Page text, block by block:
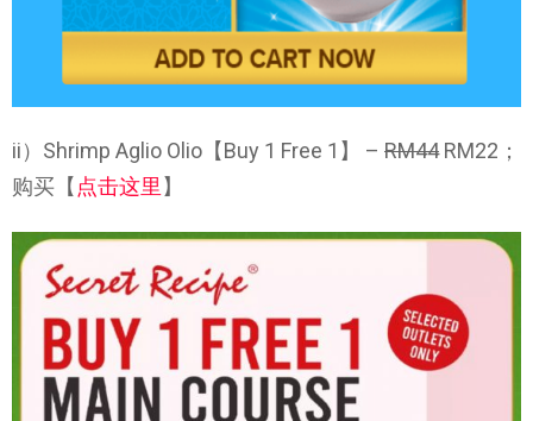
ii）Shrimp Aglio Olio【Buy 1 Free 1】 – RM44RM22；
购买【 点击这里 】